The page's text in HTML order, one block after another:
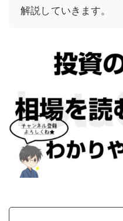
解説していきます。